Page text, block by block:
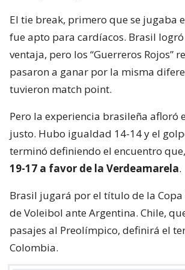
El tie break, primero que se jugaba
fue apto para cardíacos. Brasil
ventaja, pero los “Guerreros Rojos”
pasaron a ganar por la misma
tuvieron match point.
Pero la experiencia brasileña afloró
justo. Hubo igualdad 14-14 y el
terminó definiendo el encuentro
19-17 a favor de la Verdeamarela.
Brasil jugará por el título de la
de Voleibol ante Argentina. Chile,
pasajes al Preolímpico, definirá el
Colombia.